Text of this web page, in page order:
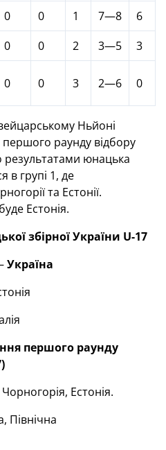
0 0 1 7—8
6
0 0 2 3—5
3
0 0 3 2—6 0
Ньйоні
раунду відбору
результатами юнацька
в групі 1, де
та Естонії.
Естонія.
збірної України U-17
Україна
першого раунду
Чорногорія, Естонія.
Північна